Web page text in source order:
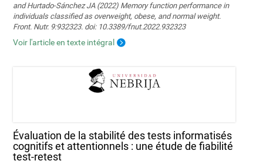
and Hurtado-Sánchez JA (2022) Memory function performance in
individuals classified as overweight, obese, and normal weight.
Front. Nutr. 9:932323. doi: 10.3389/fnut.2022.932323
Voir l'article en texte intégral
Évaluation de la stabilité des tests informatisés
cognitifs et attentionnels : une étude de fiabilité
test-retest